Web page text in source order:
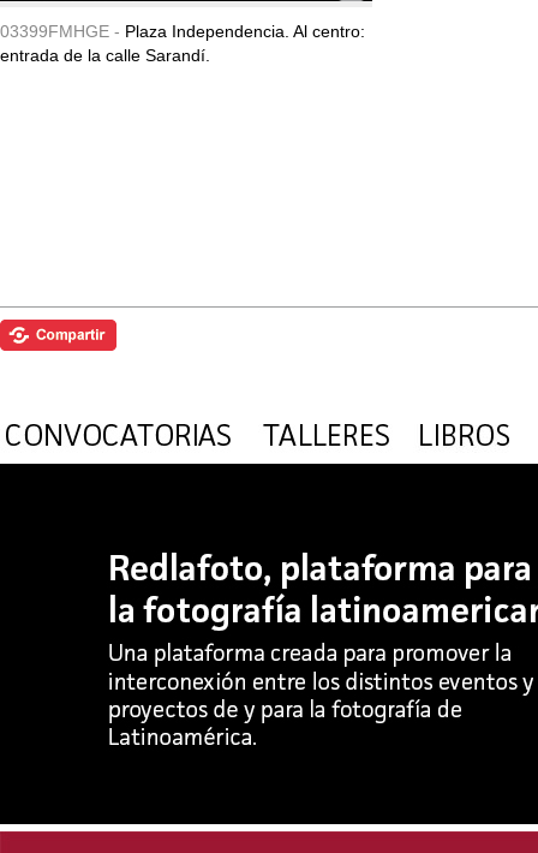
03399FMHGE - Plaza Independencia. Al centro:
entrada de la calle Sarandí.